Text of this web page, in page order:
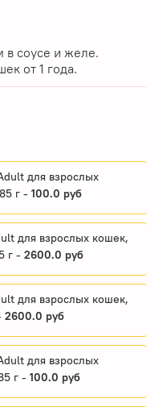
для взрослых
г - 100.0 руб
для взрослых кошек,
г - 2600.0 руб
для взрослых кошек,
2600.0 руб
для взрослых
г - 100.0 руб
соусе и желе.
от 1 года.